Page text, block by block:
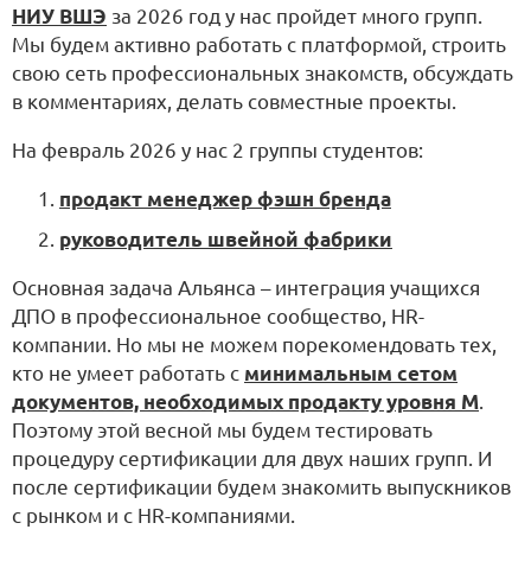
НИУ ВШЭ за 2026 год у нас пройдет много групп.
Мы будем активно работать с платформой, строить
свою сеть профессиональных знакомств, обсуждать
в комментариях, делать совместные проекты.
На февраль 2026 у нас 2 группы студентов:
продакт менеджер фэшн бренда
руководитель швейной фабрики
Основная задача Альянса – интеграция учащихся
ДПО в профессиональное сообщество, HR-
компании. Но мы не можем порекомендовать тех,
кто не умеет работать с минимальным сетом
документов, необходимых продакту уровня M
Поэтому этой весной мы будем тестировать
процедуру сертификации для двух наших групп. И
после сертификации будем знакомить выпускников
с рынком и с HR-компаниями.